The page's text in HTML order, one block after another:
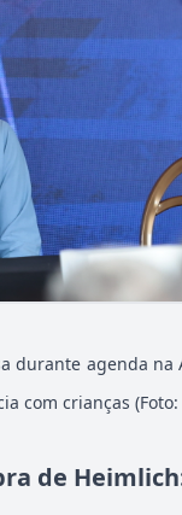
durante agenda
com crianças
de